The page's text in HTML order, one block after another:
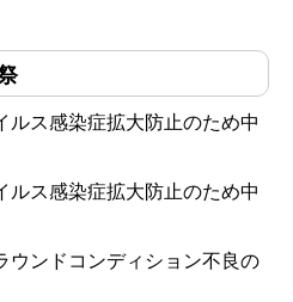
ス感染症拡大防止のため中
ス感染症拡大防止のため中
ンドコンディション不良の